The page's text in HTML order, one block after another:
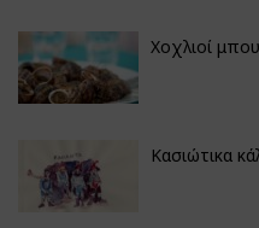
Χοχλιοί
Κασιώτικα